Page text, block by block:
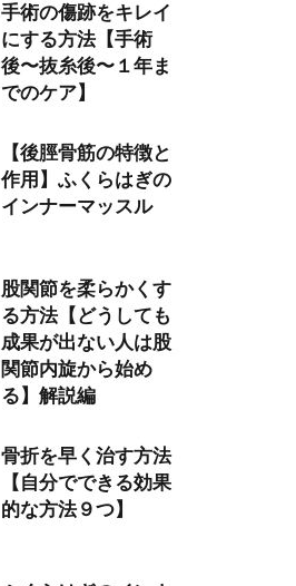
手術の傷跡をキレイ
にする方法【手術
後〜抜糸後〜１年ま
でのケア】
【後脛骨筋の特徴と
作用】ふくらはぎの
インナーマッスル
股関節を柔らかくす
る方法【どうしても
成果が出ない人は股
関節内旋から始め
る】解説編
骨折を早く治す方法
【自分でできる効果
的な方法９つ】